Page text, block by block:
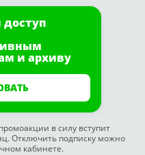
и архиву
в силу вступит
Отключить подписку можно
кабинете.